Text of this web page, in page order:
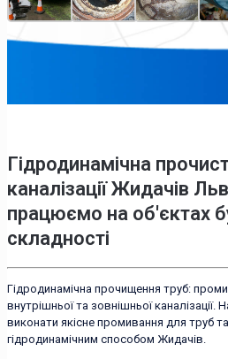
Гідродинамічна
каналізації Жидачів
працюємо на об'єктах
складності
Гідродинамічна прочищення труб:
внутрішньої та зовнішньої
виконати якісне промивання для труб
гідродинамічним способом Жидачів.